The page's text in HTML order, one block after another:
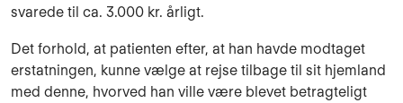
svarede til ca. 3.000 kr. årligt.
Det forhold, at patienten efter, at han havde modtaget
erstatningen, kunne vælge at rejse tilbage til sit hjemland
med denne, hvorved han ville være blevet betragteligt